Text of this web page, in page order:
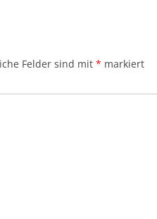
Felder sind mit * markiert